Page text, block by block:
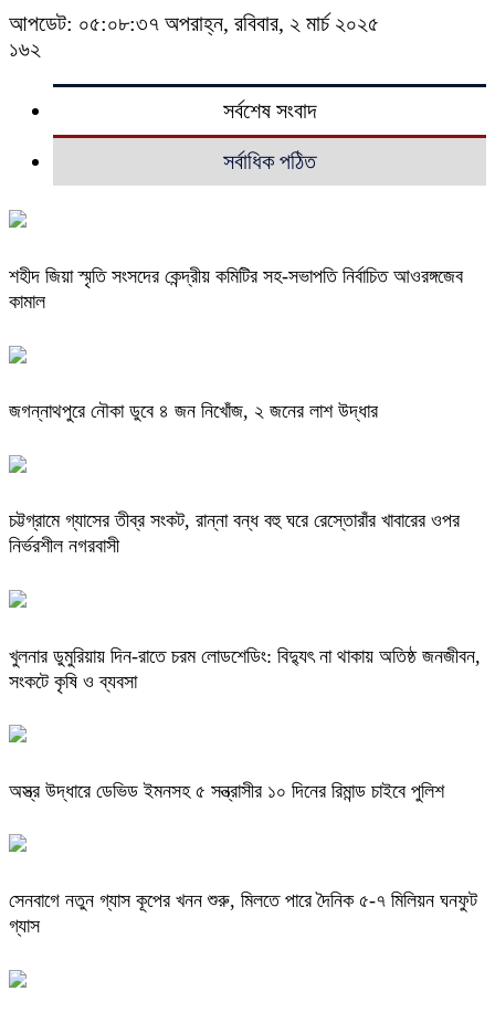
আপডেট: ০৫:০৮:৩৭ অপরাহ্ন, রবিবার, ২ মার্চ ২০২৫
১৬২
সর্বশেষ সংবাদ
সর্বাধিক পঠিত
শহীদ জিয়া স্মৃতি সংসদের কেন্দ্রীয় কমিটির সহ-সভাপতি নির্বাচিত আওরঙ্গজেব
কামাল
জগন্নাথপুরে নৌকা ডুবে ৪ জন নিখোঁজ, ২ জনের লাশ উদ্ধার
চট্টগ্রামে গ্যাসের তীব্র সংকট, রান্না বন্ধ বহু ঘরে রেস্তোরাঁর খাবারের ওপর
নির্ভরশীল নগরবাসী
খুলনার ডুমুরিয়ায় দিন-রাতে চরম লোডশেডিং: বিদ্যুৎ না থাকায় অতিষ্ঠ জনজীবন,
সংকটে কৃষি ও ব্যবসা
অস্ত্র উদ্ধারে ডেভিড ইমনসহ ৫ সন্ত্রাসীর ১০ দিনের রিমান্ড চাইবে পুলিশ
সেনবাগে নতুন গ্যাস কূপের খনন শুরু, মিলতে পারে দৈনিক ৫-৭ মিলিয়ন ঘনফুট
গ্যাস